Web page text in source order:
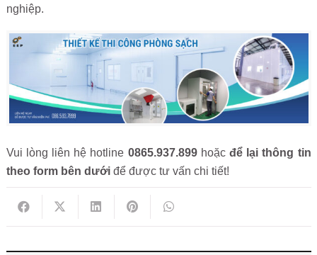
nghiệp.
Vui lòng liên hệ hotline 0865.937.899hoặc để lại thông tin
theo form bên dưới để được tư vấn chi tiết!